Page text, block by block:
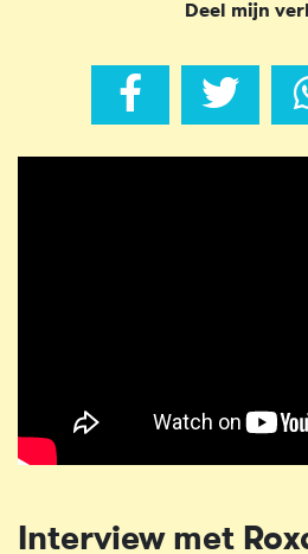
Deel mijn
Interview met